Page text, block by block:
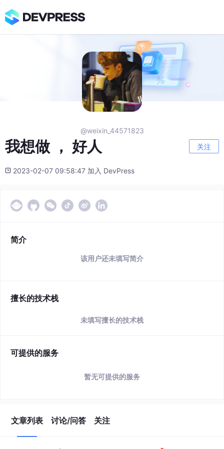
@weixin_44571823
我想做 ， 好人 关注
2023-02-07 09:58:47 加入 DevPress
简介
该用户还未填写简介
擅长的技术栈
未填写擅长的技术栈
可提供的服务
暂无可提供的服务
文章列表 讨论/问答 关注